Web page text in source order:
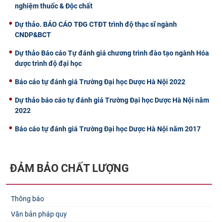
nghiệm thuốc & Độc chất
Dự thảo. BÁO CÁO TĐG CTĐT trình độ thạc sĩ ngành
CNDP&BCT
Dự thảo Báo cáo Tự đánh giá chương trình đào tạo ngành Hóa
dược trình độ đại học
Báo cáo tự đánh giá Trường Đại học Dược Hà Nội 2022
Dự thảo báo cáo tự đánh giá Trường Đại học Dược Hà Nội năm
2022
Báo cáo tự đánh giá Trường Đại học Dược Hà Nội năm 2017
ĐẢM BẢO CHẤT LƯỢNG
Thông báo
Văn bản pháp quy